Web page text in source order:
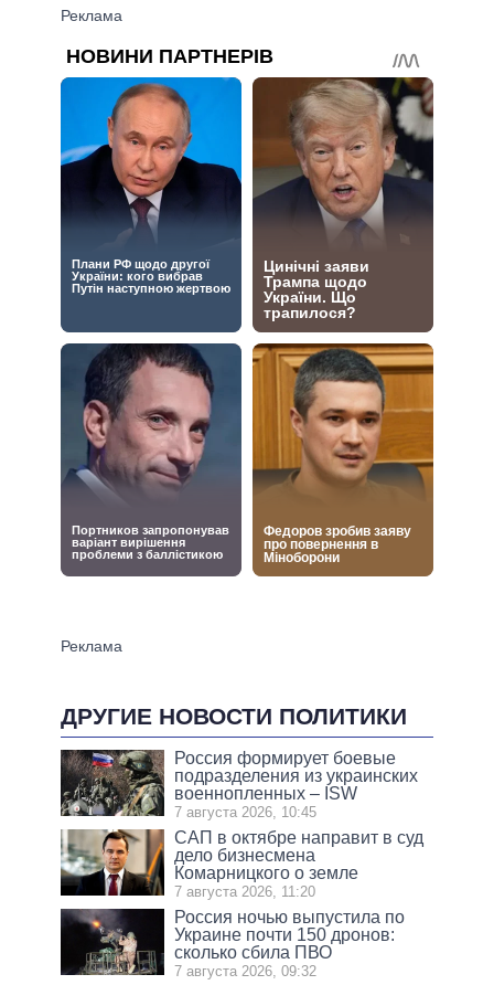
ДРУГИЕ НОВОСТИ ПОЛИТИКИ
Россия формирует боевые
подразделения из украинских
военнопленных – ISW
7 августа 2026, 10:45
САП в октябре направит в суд
дело бизнесмена
Комарницкого о земле
7 августа 2026, 11:20
Россия ночью выпустила по
Украине почти 150 дронов:
сколько сбила ПВО
7 августа 2026, 09:32